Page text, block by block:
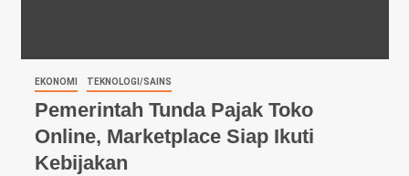
EKONOMI TEKNOLOGI/SAINS
Pemerintah Tunda Pajak Toko
Online, Marketplace Siap Ikuti
Kebijakan